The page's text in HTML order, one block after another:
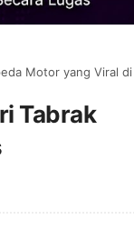
yang Viral di Medsos
Tabrak